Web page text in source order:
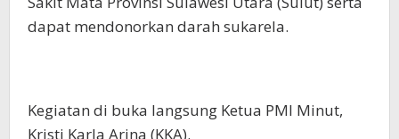
dapat mendonorkan darah sukarela.
Kegiatan di buka langsung Ketua PMI Minut,
Kristi Karla Arina (KKA).